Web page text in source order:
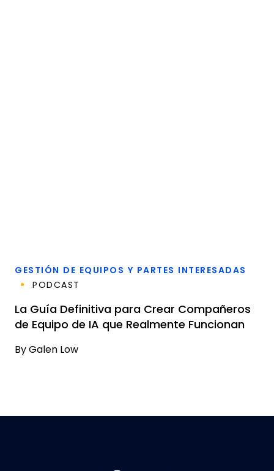
GESTIÓN DE EQUIPOS Y PARTES INTERESADAS
PODCAST
La Guía Definitiva para Crear Compañeros
de Equipo de IA que Realmente Funcionan
By Galen Low